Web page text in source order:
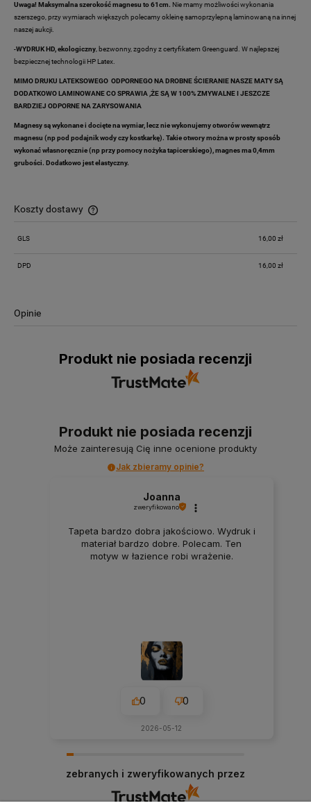
Uwaga! Maksymalna szerokość magnesu to 61cm. Nie mamy możliwości wykonania
szerszego, przy wymiarach większych polecamy okleinę samoprzylepną laminowaną na innej
naszej aukcji.
-WYDRUK HD, ekologiczny, bezwonny, zgodny z certyfikatem Greenguard. W najlepszej
bezpiecznej technologii HP Latex.
MIMO DRUKU LATEKSOWEGO ODPORNEGO NA DROBNE ŚCIERANIE NASZE MATY SĄ
DODATKOWO LAMINOWANE CO SPRAWIA ,ŻE SĄ W 100% ZMYWALNE I JESZCZE
BARDZIEJ ODPORNE NA ZARYSOWANIA
Magnesy są wykonane i docięte na wymiar, lecz nie wykonujemy otworów wewnątrz
magnesu (np pod podajnik wody czy kostkarkę). Takie otwory można w prosty sposób
wykonać własnoręcznie (np przy pomocy nożyka tapicerskiego), magnes ma 0,4mm
grubości. Dodatkowo jest elastyczny.
Koszty dostawy
Cena nie zawiera ewentualnych kosztów płatności
GLS 16,00 zł
DPD 16,00 zł
Opinie
Produkt nie posiada recenzji
Produkt nie posiada recenzji
Może zainteresują Cię inne ocenione produkty
Jak zbieramy opinie?
Joanna
zweryfikowano
Tapeta bardzo dobra jakościowo. Wydruk i
materiał bardzo dobre. Polecam. Ten
motyw w łazience robi wrażenie.
0 0
2026-05-12
zebranych i zweryfikowanych przez